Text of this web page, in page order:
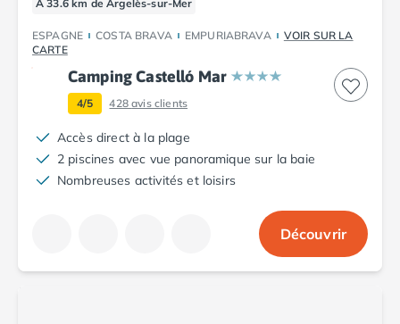
À 33.6 km de Argelès-sur-Mer
ESPAGNE COSTA BRAVA EMPURIABRAVA
VOIR SUR LA
CARTE
Camping Castelló Mar
4/5 428avis clients
Accès direct à la plage
2 piscines avec vue panoramique sur la baie
Nombreuses activités et loisirs
Découvrir